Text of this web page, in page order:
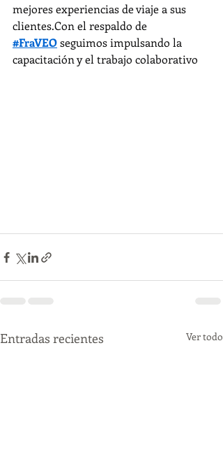
mejores experiencias de viaje a sus
clientes.Con el respaldo de
#FraVEO seguimos impulsando la
capacitación y el trabajo colaborativo
Entradas recientes Ver todo